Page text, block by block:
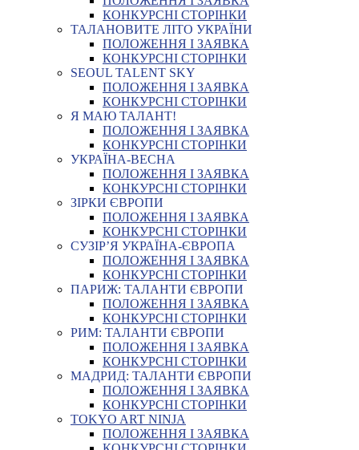
КОНКУРСНІ СТОРІНКИ
ТАЛАНОВИТЕ ЛІТО УКРАЇНИ
ПОЛОЖЕННЯ І ЗАЯВКА
КОНКУРСНІ СТОРІНКИ
SEOUL TALENT SKY
ПОЛОЖЕННЯ І ЗАЯВКА
КОНКУРСНІ СТОРІНКИ
Я МАЮ ТАЛАНТ!
ПОЛОЖЕННЯ І ЗАЯВКА
КОНКУРСНІ СТОРІНКИ
УКРАЇНА-ВЕСНА
ПОЛОЖЕННЯ І ЗАЯВКА
КОНКУРСНІ СТОРІНКИ
ЗІРКИ ЄВРОПИ
ПОЛОЖЕННЯ І ЗАЯВКА
КОНКУРСНІ СТОРІНКИ
СУЗІР’Я УКРАЇНА-ЄВРОПА
ПОЛОЖЕННЯ І ЗАЯВКА
КОНКУРСНІ СТОРІНКИ
ПАРИЖ: ТАЛАНТИ ЄВРОПИ
ПОЛОЖЕННЯ І ЗАЯВКА
КОНКУРСНІ СТОРІНКИ
РИМ: ТАЛАНТИ ЄВРОПИ
ПОЛОЖЕННЯ І ЗАЯВКА
КОНКУРСНІ СТОРІНКИ
МАДРИД: ТАЛАНТИ ЄВРОПИ
ПОЛОЖЕННЯ І ЗАЯВКА
КОНКУРСНІ СТОРІНКИ
TOKYO ART NINJA
ПОЛОЖЕННЯ І ЗАЯВКА